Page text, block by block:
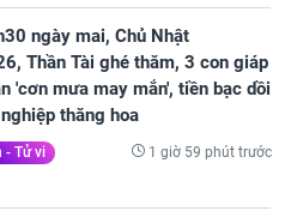
ngày mai, Chủ Nhật
Thần Tài ghé thăm, 3 con giáp
'cơn mưa may mắn', tiền bạc dồi
thăng hoa
- Tử vi 1 giờ 59 phút trước